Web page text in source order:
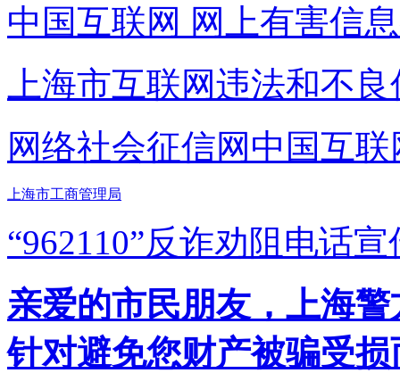
中国互联网 网上有害信
上海市互联网违法和不
网络社会征信网 中国互
上海市工商管理局
“962110”反诈劝阻电话宣
亲爱的市民朋友，上海
针对避免您财产被骗受